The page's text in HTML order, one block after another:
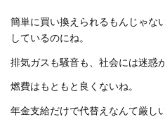
簡単に買い換えられるもんじゃな
しているのにね。
排気ガスも騒音も、社会には迷惑
燃費はもともと良くないね。
年金支給だけで代替えなんて厳しい